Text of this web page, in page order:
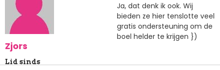
Zjors
Lid sinds
Ja, dat denk ik ook. Wij
bieden ze hier tenslotte veel
gratis ondersteuning om de
boel helder te krijgen })